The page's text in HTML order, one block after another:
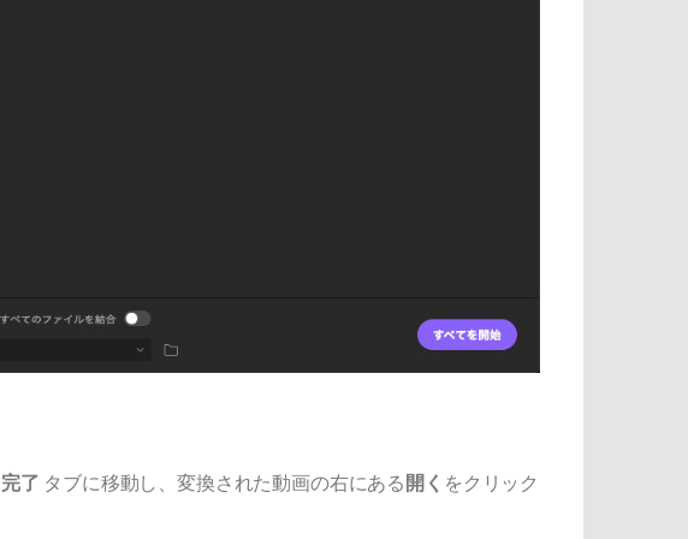
完了 タブに移動し、変換された動画の右にある 開く をクリック